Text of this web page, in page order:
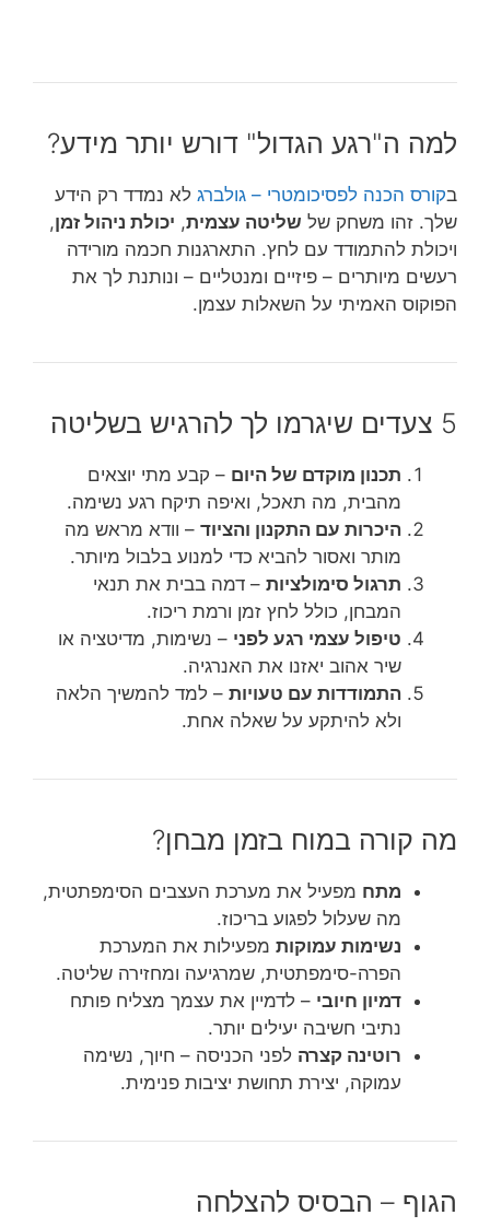
למה ה"רגע הגדול" דורש יותר מידע?
בקורס הכנה לפסיכומטרי – גולברג לא נמדד רק הידע
שלך. זהו משחק של שליטה עצמית, יכולת ניהול זמן,
ויכולת להתמודד עם לחץ. התארגנות חכמה מורידה
רעשים מיותרים – פיזיים ומנטליים – ונותנת לך את
הפוקוס האמיתי על השאלות עצמן.
5 צעדים שיגרמו לך להרגיש בשליטה
תכנון מוקדם של היום – קבע מתי יוצאים
מהבית, מה תאכל, ואיפה תיקח רגע נשימה.
היכרות עם התקנון והציוד – וודא מראש מה
מותר ואסור להביא כדי למנוע בלבול מיותר.
תרגול סימולציות – דמה בבית את תנאי
המבחן, כולל לחץ זמן ורמת ריכוז.
טיפול עצמי רגע לפני – נשימות, מדיטציה או
שיר אהוב יאזנו את האנרגיה.
התמודדות עם טעויות – למד להמשיך הלאה
ולא להיתקע על שאלה אחת.
מה קורה במוח בזמן מבחן?
מתח מפעיל את מערכת העצבים הסימפתטית,
מה שעלול לפגוע בריכוז.
נשימות עמוקות מפעילות את המערכת
הפרה-סימפתטית, שמרגיעה ומחזירה שליטה.
דמיון חיובי – לדמיין את עצמך מצליח פותח
נתיבי חשיבה יעילים יותר.
רוטינה קצרה לפני הכניסה – חיוך, נשימה
עמוקה, יצירת תחושת יציבות פנימית.
הגוף – הבסיס להצלחה